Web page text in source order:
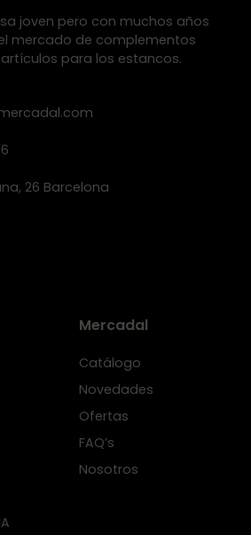
joven pero con muchos años
mercado de complementos
para los estancos.
26 Barcelona
Mercadal
Catálogo
Novedades
Ofertas
FAQ’s
Nosotros